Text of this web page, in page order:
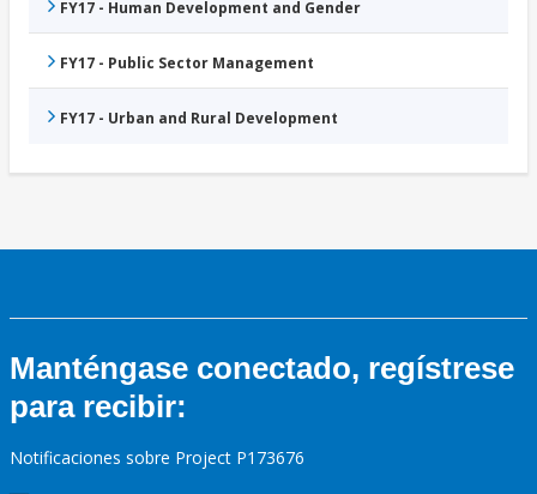
FY17 - Human Development and Gender
FY17 - Public Sector Management
FY17 - Urban and Rural Development
Manténgase conectado, regístrese
para recibir:
Notificaciones sobre Project P173676